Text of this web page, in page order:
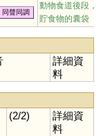
同聲同調
動物食道後段，
貯食物的囊袋
詳細資
料
(2/2)
詳細資
料